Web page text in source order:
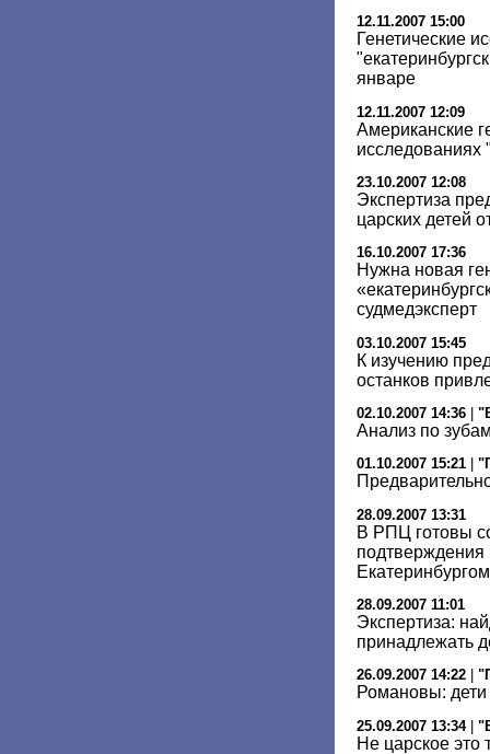
12.11.2007 15:00
Генетические
январе
12.11.2007 12:09
Американские
исследованиях
23.10.2007 12:08
Экспертиза
царских детей
16.10.2007 17:36
Нужна новая
судмедэксперт
03.10.2007 15:45
К изучению
останков
02.10.2007 14:36
Анализ по
01.10.2007 15:21
28.09.2007 13:31
В РПЦ готовы
28.09.2007 11:01
Экспертиза:
принадлежать
26.09.2007 14:22
Романовы:
25.09.2007 13:34|
Не царское это